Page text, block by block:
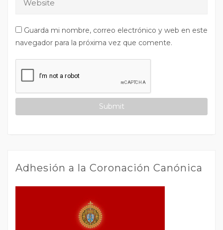
Guarda mi nombre, correo electrónico y web en este
navegador para la próxima vez que comente.
Adhesión a la Coronación Canónica